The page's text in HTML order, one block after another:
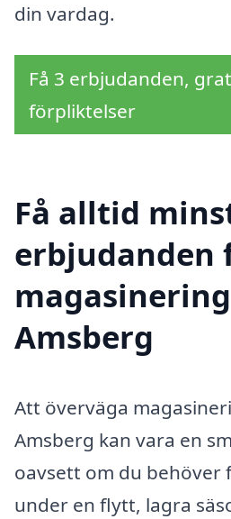
din vardag.
Få 3 erbjudanden,
förpliktelser
Få alltid
erbjudanden
Amsberg
Att överväga
Amsberg kan vara en
oavsett om du behöver
under en flytt, lagra